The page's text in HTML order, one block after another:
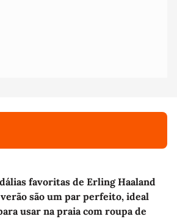
favoritas de Erling Haaland
são um par perfeito, ideal
usar na praia com roupa de